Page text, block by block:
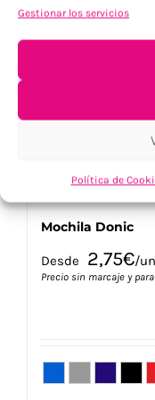
Gestionar los servicios
Política de
Mochila Donic
Desde 2,75€/
Precio sin marcaje y